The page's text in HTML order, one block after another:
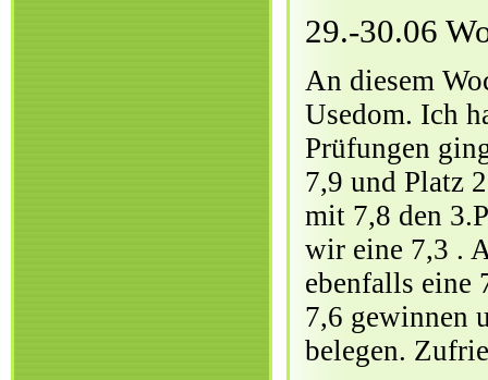
29.-30.06
An diesem
Usedom. Ich
Prüfungen
7,9 und Platz
mit 7,8 den
wir eine 7,3 .
ebenfalls eine
7,6 gewinnen
belegen.